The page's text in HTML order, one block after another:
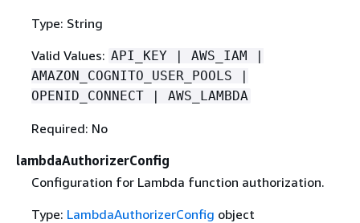
Type: String
Valid Values: API_KEY | AWS_IAM |
AMAZON_COGNITO_USER_POOLS |
OPENID_CONNECT | AWS_LAMBDA
Required: No
lambdaAuthorizerConfig
Configuration for Lambda function authorization.
Type: LambdaAuthorizerConfig object